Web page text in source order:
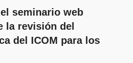
seminario web
la revisión del
del ICOM para los